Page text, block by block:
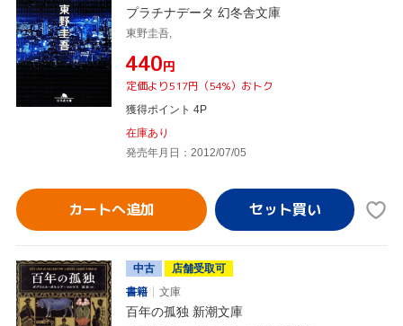
プラチナデータ 幻冬舎文庫
東野圭吾,
¥440円
定価より517円（54%）おトク
獲得ポイント 4P
在庫あり
発売年月日：2012/07/05
カートへ追加
中古
店舗受取可
書籍
文庫
百年の孤独 新潮文庫